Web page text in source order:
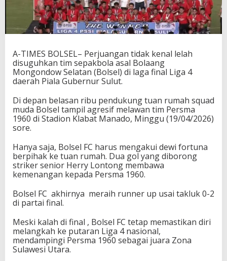
A-TIMES BOLSEL– Perjuangan tidak kenal lelah
disuguhkan tim sepakbola asal Bolaang
Mongondow Selatan (Bolsel) di laga final Liga 4
daerah Piala Gubernur Sulut.
Di depan belasan ribu pendukung tuan rumah squad
muda Bolsel tampil agresif melawan tim Persma
1960 di Stadion Klabat Manado, Minggu (19/04/2026)
sore.
Hanya saja, Bolsel FC harus mengakui dewi fortuna
berpihak ke tuan rumah. Dua gol yang diborong
striker senior Herry Lontong membawa
kemenangan kepada Persma 1960.
Bolsel FC akhirnya meraih runner up usai takluk 0-2
di partai final.
Meski kalah di final , Bolsel FC tetap memastikan diri
melangkah ke putaran Liga 4 nasional,
mendampingi Persma 1960 sebagai juara Zona
Sulawesi Utara.